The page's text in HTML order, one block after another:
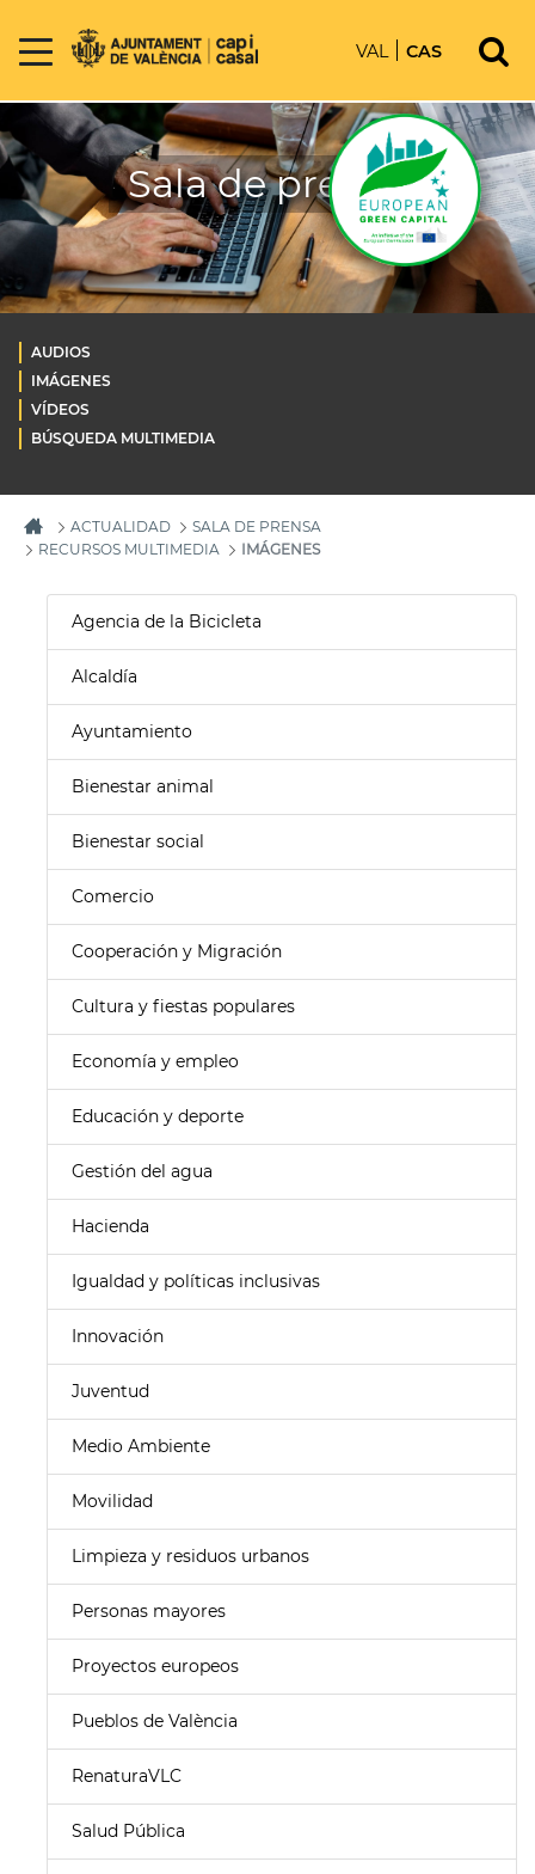
VAL CAS
Sala de prensa
AUDIOS
IMÁGENES
VÍDEOS
BÚSQUEDA MULTIMEDIA
ACTUALIDAD
SALA DE PRENSA
RECURSOS MULTIMEDIA
IMÁGENES
Agencia de la Bicicleta
Alcaldía
Ayuntamiento
Bienestar animal
Bienestar social
Comercio
Cooperación y Migración
Cultura y fiestas populares
Economía y empleo
Educación y deporte
Gestión del agua
Hacienda
Igualdad y políticas inclusivas
Innovación
Juventud
Medio Ambiente
Movilidad
Limpieza y residuos urbanos
Personas mayores
Proyectos europeos
Pueblos de València
RenaturaVLC
Salud Pública